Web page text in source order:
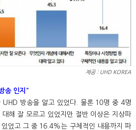
제공 : UHD KOREA
송 인지”
방송을 알고 있었다. 물론 10명 중 4명
해 잘 모르고 있었지만 절반 이상은 지상파
었고 그 중 16.4%는 구체적인 내용까지 파